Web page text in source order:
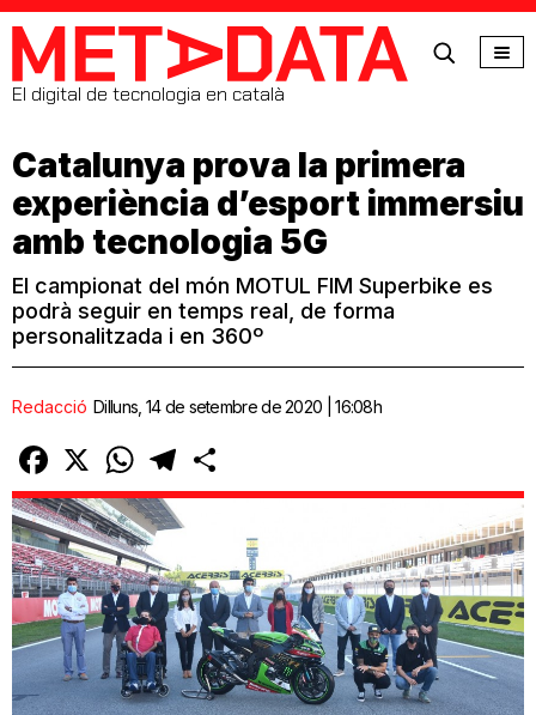
MetaData
El digital de tecnologia en català
Catalunya prova la primera
experiència d’esport immersiu
amb tecnologia 5G
El campionat del món MOTUL FIM Superbike es
podrà seguir en temps real, de forma
personalitzada i en 360º
Redacció Dilluns, 14 de setembre de 2020 | 16:08h
Facebook
X WhatsAppTelegram